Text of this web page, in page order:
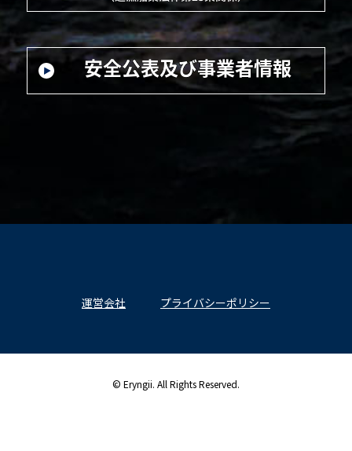
運営会社 プライバシーポリシー
© Eryngii. All Rights Reserved.